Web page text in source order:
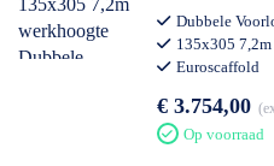
Dubbele
135x305
Euroscaffold
€ 3.754,00
Op voorraad